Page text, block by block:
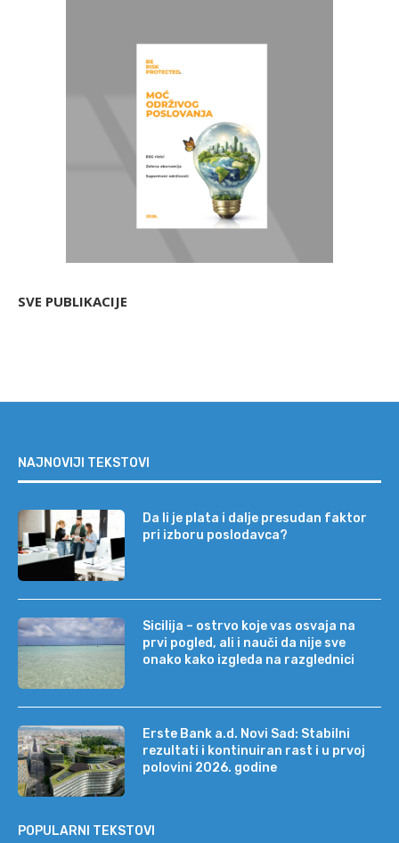
SVE PUBLIKACIJE
NAJNOVIJI TEKSTOVI
Da li je plata i dalje presudan faktor
pri izboru poslodavca?
Sicilija – ostrvo koje vas osvaja na
prvi pogled, ali i nauči da nije sve
onako kako izgleda na razglednici
Erste Bank a.d. Novi Sad: Stabilni
rezultati i kontinuiran rast i u prvoj
polovini 2026. godine
POPULARNI TEKSTOVI